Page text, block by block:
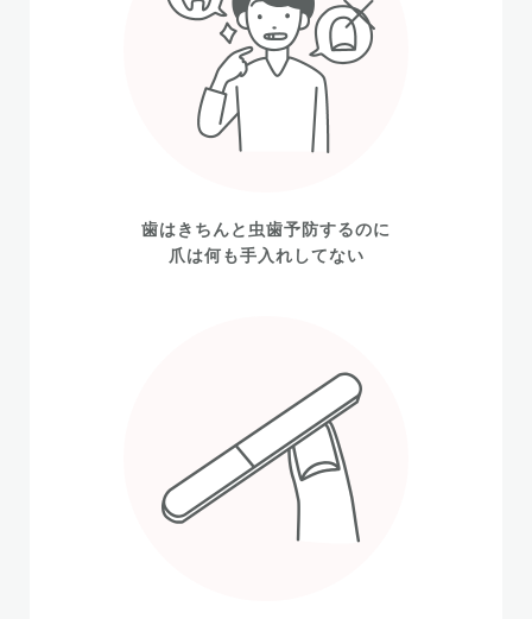
歯はきちんと虫歯予防するのに
爪は何も手入れしてない